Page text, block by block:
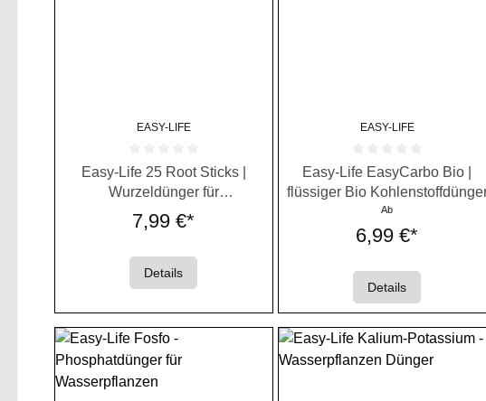
EASY-LIFE
Durchschnittliche Bewertung von 0 von 5 Sternen
Easy-Life 25 Root Sticks |
Wurzeldünger für
Wasserpflanzen
7,99 €*
Details
EASY-LIFE
Durchschnittliche Bewertung
Easy-Life EasyCarbo Bio |
flüssiger Bio
Ab
6,99 €*
Details